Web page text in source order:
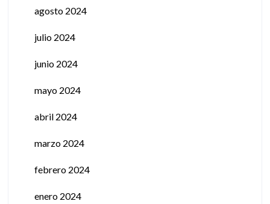
agosto 2024
julio 2024
junio 2024
mayo 2024
abril 2024
marzo 2024
febrero 2024
enero 2024